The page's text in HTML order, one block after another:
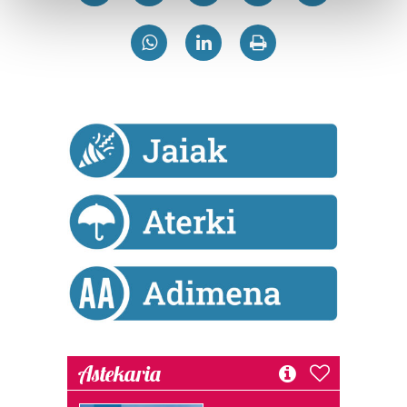
Guk eta gure bazkideek zure datu pertsonalak
pertsonalizatuak eskaintzeko, iragarkiak eta edukia
neurtzeko, jendeari buruzko informazioa biltzeko eta
produktuak garatzeko. Zure datuak nork eta zertarako
Bazkide batzuek ez dizute baimenik eskatzen, eta beren
bazkideen zerrenda, beren ustez zein helburutarako
duten interes legitimoa eta horren aurka nola egin
dezakezun ikusteko.
Lortu zure datu pertsonalak prozesatzeko moduari
buruzko informazio gehiago eta ezarri zure lehentasunak
Astekaria